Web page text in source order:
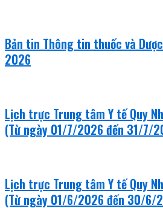
Bản tin Thông tin thuốc và
2026
Lịch trực Trung tâm Y tế Quy
(Từ ngày 01/7/2026 đến 31/7/
Lịch trực Trung tâm Y tế Quy
(Từ ngày 01/6/2026 đến 30/6/